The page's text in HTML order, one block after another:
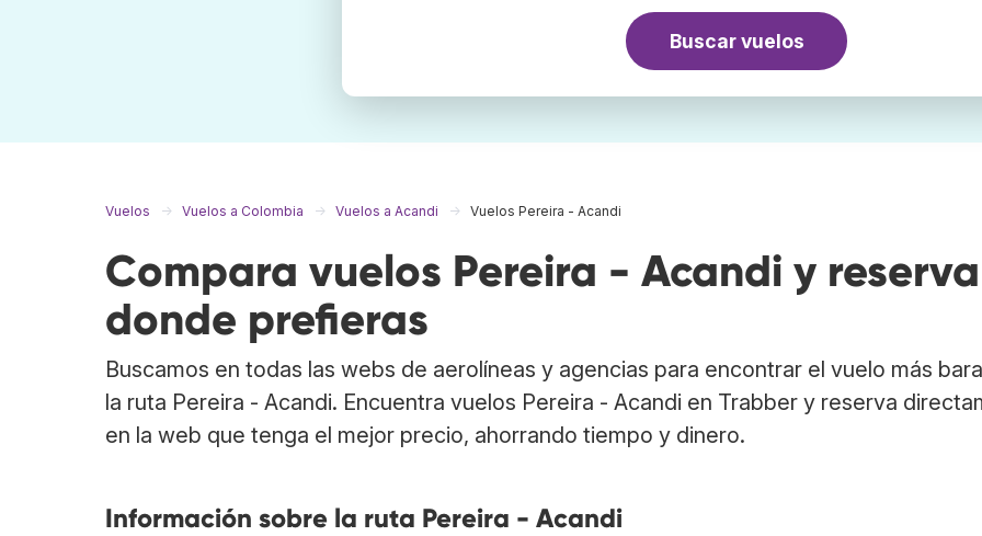
Buscar vuelos
Vuelos Vuelos a Colombia Vuelos a Acandi Vuelos Pereira - Acandi
Compara vuelos Pereira - Acandi y reserva
donde prefieras
Buscamos en todas las webs de aerolíneas y agencias para encontrar el vuelo más
la ruta Pereira - Acandi. Encuentra vuelos Pereira - Acandi en Trabber y reserva
en la web que tenga el mejor precio, ahorrando tiempo y dinero.
Información sobre la ruta Pereira - Acandi